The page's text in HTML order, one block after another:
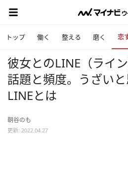
トップ 働く 整える 磨く 恋
彼女とのLINE（ライ
話題と頻度。うざい
LINEとは
朝谷のも
更新: 2022.04.27